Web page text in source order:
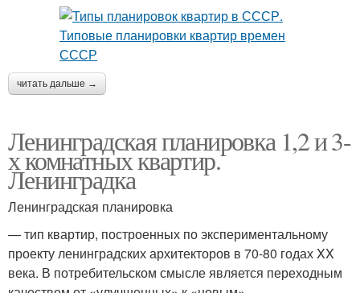
читать дальше →
Ленинградская планировка 1,2 и 3-
х комнатных квартир.
Ленинградка
Ленинградская планировка
— тип квартир, построенных по экспериментальному
проекту ленинградских архитекторов в 70-80 годах XX
века. В потребительском смысле является переходным